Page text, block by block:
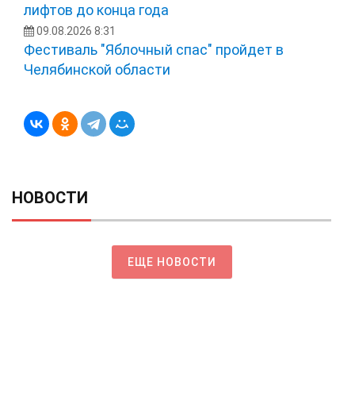
лифтов до конца года
09.08.2026 8:31
Фестиваль "Яблочный спас" пройдет в
Челябинской области
НОВОСТИ
ЕЩЕ НОВОСТИ